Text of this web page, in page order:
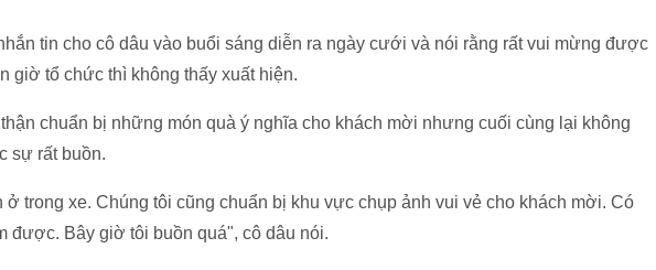
tin cho cô dâu vào buổi sáng diễn ra ngày cưới và nói rằng rất vui mừng được
giờ tổ chức thì không thấy xuất hiện.
chuẩn bị những món quà ý nghĩa cho khách mời nhưng cuối cùng lại không
sự rất buồn.
ở trong xe. Chúng tôi cũng chuẩn bị khu vực chụp ảnh vui vẻ cho khách mời. Có
được. Bây giờ tôi buồn quá", cô dâu nói.